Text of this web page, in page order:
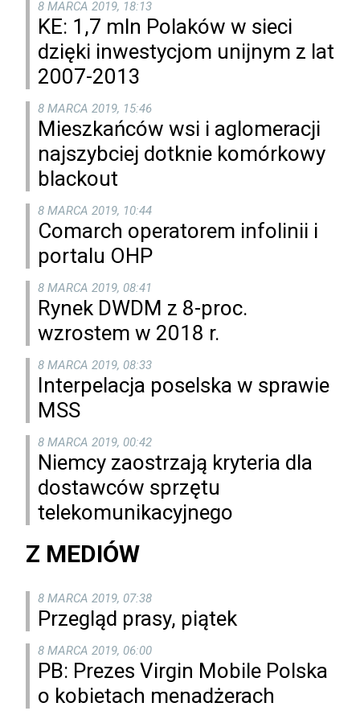
8 MARCA 2019, 18:13
KE: 1,7 mln Polaków w sieci
dzięki inwestycjom unijnym z lat
2007-2013
8 MARCA 2019, 15:46
Mieszkańców wsi i aglomeracji
najszybciej dotknie komórkowy
blackout
8 MARCA 2019, 10:44
Comarch operatorem infolinii i
portalu OHP
8 MARCA 2019, 08:41
Rynek DWDM z 8-proc.
wzrostem w 2018 r.
8 MARCA 2019, 08:33
Interpelacja poselska w sprawie
MSS
8 MARCA 2019, 00:42
Niemcy zaostrzają kryteria dla
dostawców sprzętu
telekomunikacyjnego
Z MEDIÓW
8 MARCA 2019, 07:38
Przegląd prasy, piątek
8 MARCA 2019, 06:00
PB: Prezes Virgin Mobile Polska
o kobietach menadżerach